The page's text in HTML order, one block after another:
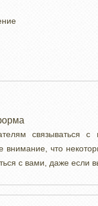
внимание, что
с вами, даже если